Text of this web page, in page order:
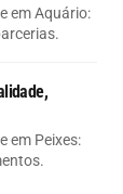
em Aquário:
em Peixes: